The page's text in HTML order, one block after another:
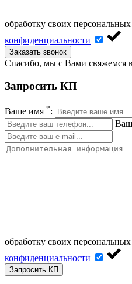
обработку своих
конфиденциальности
Заказать звонок
Спасибо, мы с Вами свяжемся
Запросить КП
Ваше имя *:
Ваш
обработку своих
конфиденциальности
Запросить КП